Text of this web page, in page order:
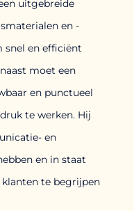
uitgebreide
en -
snel en efficiënt
moet een
en punctueel
te werken. Hij
en
en in staat
te begrijpen